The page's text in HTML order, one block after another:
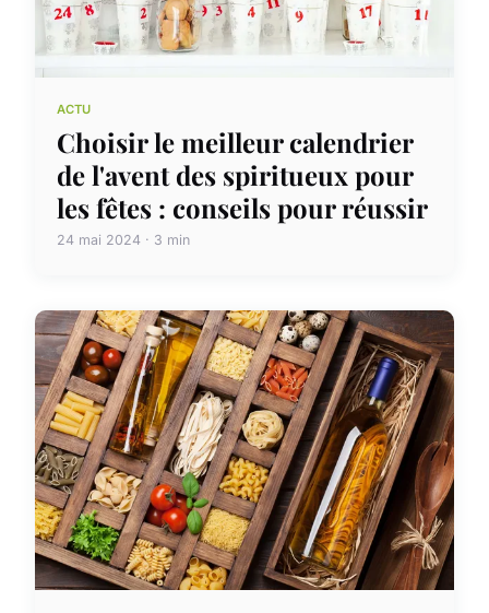
ACTU
Choisir le meilleur calendrier
de l'avent des spiritueux pour
les fêtes : conseils pour réussir
24 mai 2024 · 3 min